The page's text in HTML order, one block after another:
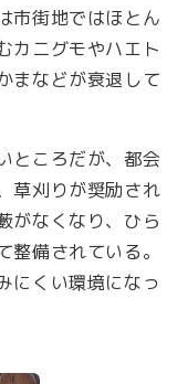
市街地ではほとん
カニグモやハエト
まなどが衰退して
ところだが、都会
草刈りが奨励され
がなくなり、ひら
備されている。
にくい環境になっ